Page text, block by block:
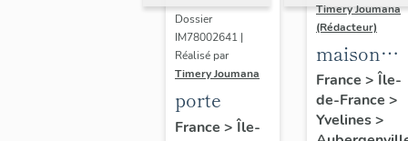
Dossier
IM78002641 |
Réalisé par
Timery Joumana
porte
France > Île-
Timery Joumana
(Rédacteur)
maison
dite "villa
le Bois
fleuri", 27
France > Île-
de-France >
Yvelines>